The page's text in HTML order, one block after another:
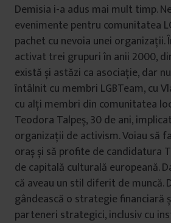
Demisia i-a adus mai mult timp.
evenimente pentru comunitatea
pachet cu nevoia unei organizații.
activat trei grupuri în anii 2000,
există și astăzi ca asociație, dar
întâlnit cu membri LGBTeam, cu
cu alți membri din comunitatea
Teodora Talpeș, 30 de ani,
organizații de activism. Voiau să
oraș și să profite de candidatura
de capitală culturală europeană.
că aveau un stil diferit de muncă.
gândească o strategie financiară
parteneri strategici, inclusiv cu